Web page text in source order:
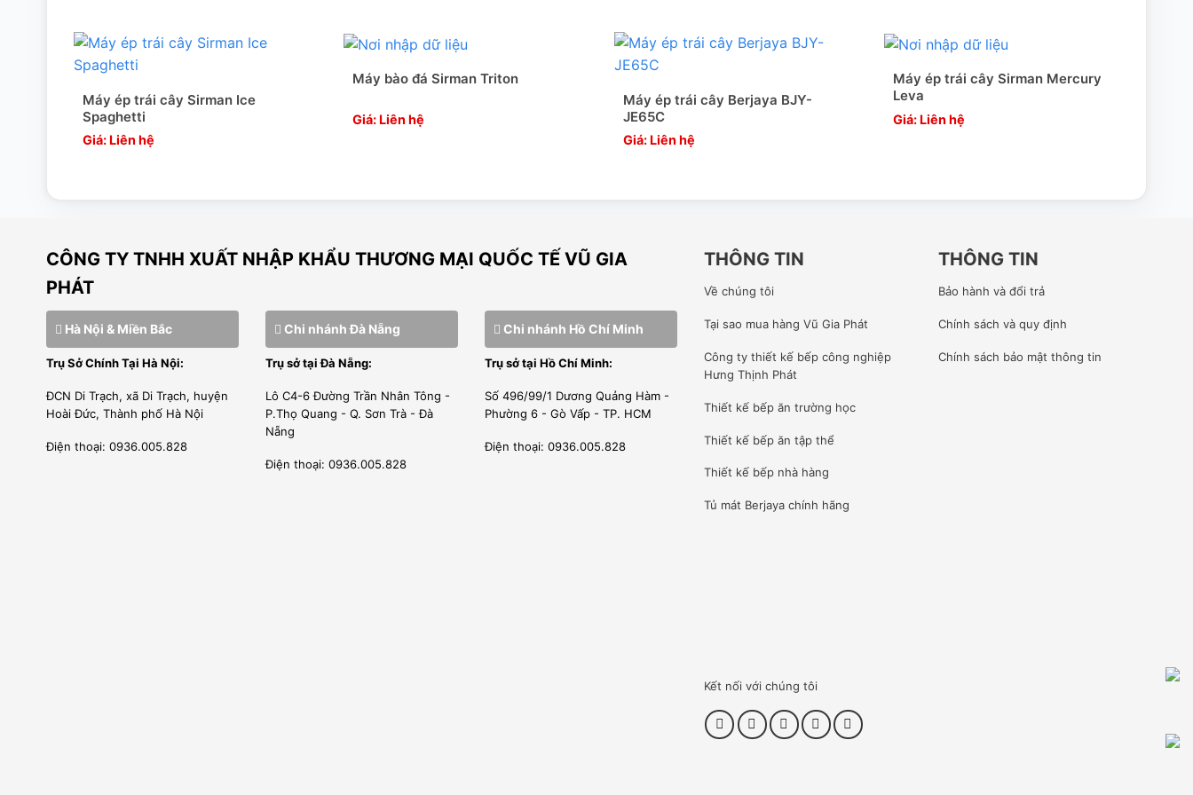
Chất lượng đạt tiêu chuẩn
Máy bào đá Berjaya của Vũ Gia phát được sản xuất bằng inox nhập khẩu chất lượng cao, với hệ thống dây truyền sản
xuất hiện đại, thực hiện hệ thống quản lý chất lượng ISO 9001-2008.
Vũ Gia phát – ĐƠN VỊ NHẬP KHẨU hàng hóa chính ngạch, đầy đủ giấy tờ từ Hãng sản xuất. Do đó tất cả sản phẩm
chúng tôi nhập khẩu đều có chứng nhận CO, CQ
[wpcc-iframe allowfullscreen=”” frameborder=”0″ height=”360″ src=”https://www.youtube-
nocookie.com/embed/xBFDmyiQEsc” style=”position: absolute;top: 0;left: 0;width: 100%;height:
100%;” width=”640″]
Máy ép trái cây Sirman Ice
Spaghetti
Giá: Liên hệ
Máy bào đá Sirman Triton
Giá: Liên hệ
Máy ép trái cây Berjaya BJY-
JE65C
Giá: Liên hệ
Máy ép trái cây Sirman Mercury
Leva
Giá: Liên hệ
CÔNG TY TNHH XUẤT NHẬP KHẨU THƯƠNG MẠI QUỐC TẾ VŨ GIA
PHÁT
Hà Nội & Miền Bắc
Trụ Sở Chính Tại Hà Nội:
ĐCN Di Trạch, xã Di Trạch, huyện
Hoài Đức, Thành phố Hà Nội
Điện thoại: 0936.005.828
Chi nhánh Đà Nẵng
Trụ sở tại Đà Nẵng:
Lô C4-6 Đường Trần Nhân Tông -
P.Thọ Quang - Q. Sơn Trà - Đà
Nẵng
Điện thoại: 0936.005.828
Chi nhánh Hồ Chí Minh
Trụ sở tại Hồ Chí Minh:
Số 496/99/1 Dương Quảng Hàm -
Phường 6 - Gò Vấp - TP. HCM
Điện thoại: 0936.005.828
THÔNG TIN
Về chúng tôi
Tại sao mua hàng Vũ Gia Phát
Công ty thiết kế bếp công nghiệp
Hưng Thịnh Phát
Thiết kế bếp ăn trường học
Thiết kế bếp ăn tập thể
Thiết kế bếp nhà hàng
Tủ mát Berjayachính hãng
THÔNG TIN
Bảo hành và đổi trả
Chính sách và quy định
Chính sách bảo mật thông tin
Kết nối với chúng tôi